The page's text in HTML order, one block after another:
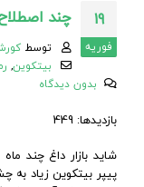
19
فوریه
چند
توسط
بیتکوین,
بدون دیدگاه
بازدیدها: 449
شاید بازار داغ چند
پیپر بیتکوین زیاد به